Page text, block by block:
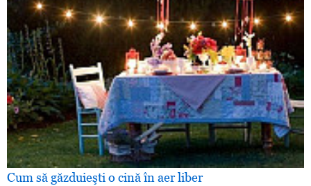
Cum să găzduieşti o cină în aer liber